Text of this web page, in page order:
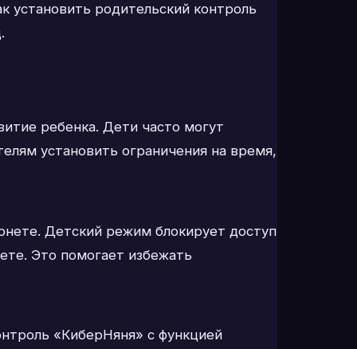
родительский контроль
ребенка. Дети часто могут
установить ограничения на время,
Детский режим блокирует доступ
Это помогает избежать
«КиберНяня» с функцией